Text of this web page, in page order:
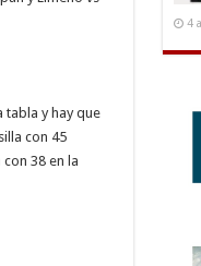
tabla y hay que
con 45
38 en la
4